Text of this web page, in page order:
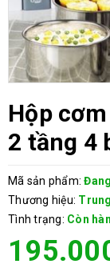
Hộp
2 tầng 4
Mã sản phẩm:
Thương hiệu:
Tình trạng: Còn